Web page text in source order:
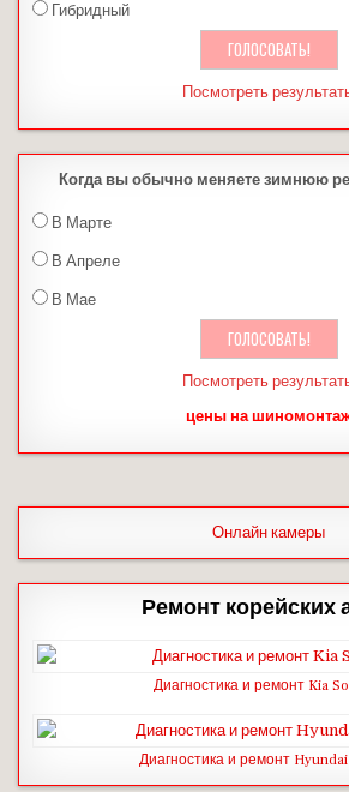
Гибридный
Посмотреть
Когда вы обычно меняете зимнюю
В Марте
В Апреле
В Мае
Посмотреть
цены на
Онлайн камеры
Ремонт корейских
Диагностика и ремонт Kia
Диагностика и ремонт